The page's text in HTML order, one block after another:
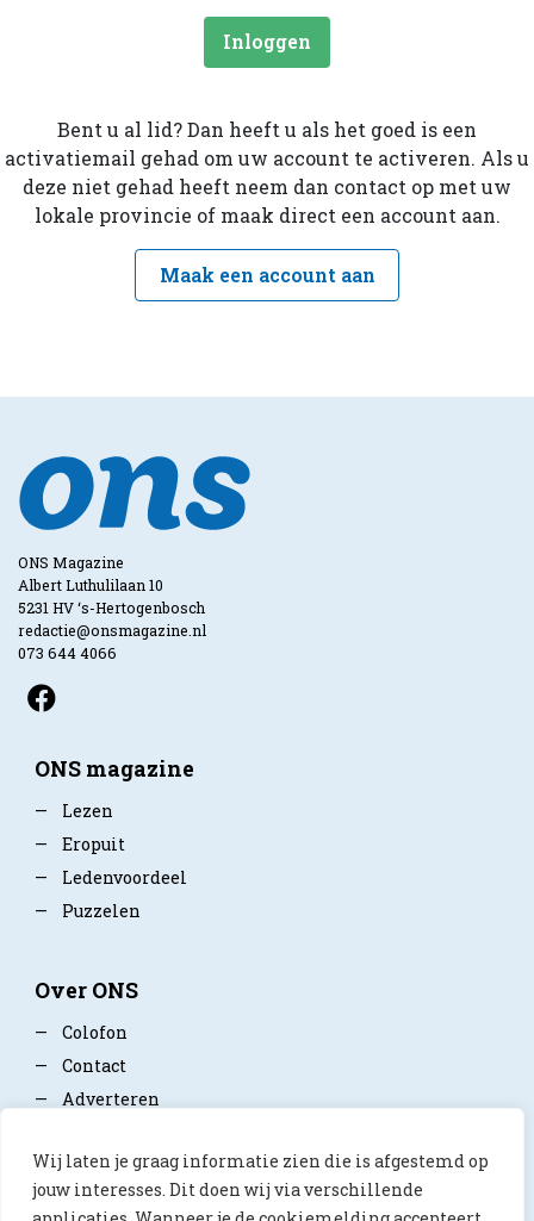
Wij laten je graag informatie zien die is afgestemd op
jouw interesses. Dit doen wij via verschillende
Inloggen
Bent u al lid? Dan heeft u als het goed is een
activatiemail gehad om uw account te activeren. Als u
deze niet gehad heeft neem dan contact op met uw
lokale provincie of maak direct een account aan.
Maak een account aan
ONS Magazine
Albert Luthulilaan 10
5231 HV ‘s-Hertogenbosch
redactie@onsmagazine.nl
073 644 4066
ONS magazine
—
Lezen
—
Eropuit
—
Ledenvoordeel
—
Puzzelen
Over ONS
—
Colofon
—
Contact
—
Adverteren
—Privacy policy